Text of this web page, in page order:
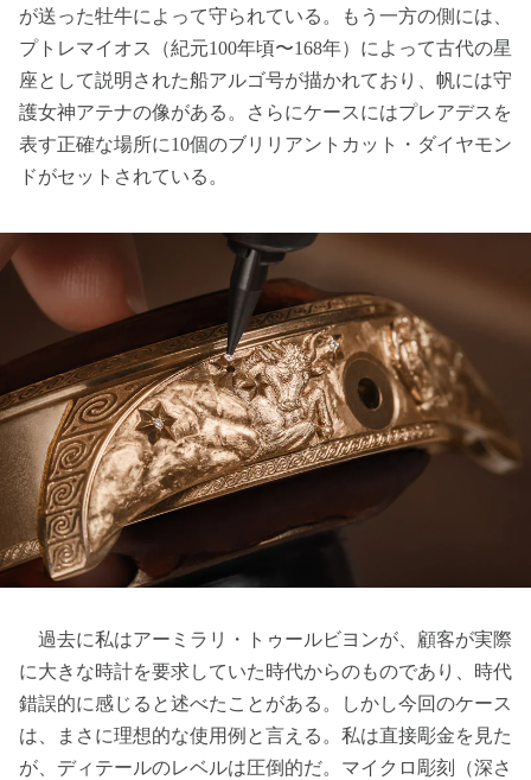
が送った牡牛によって守られている。もう一方の側には、
プトレマイオス（紀元100年頃〜168年）によって古代の星
座として説明された船アルゴ号が描かれており、帆には守
護女神アテナの像がある。さらにケースにはプレアデスを
表す正確な場所に10個のブリリアントカット・ダイヤモン
ドがセットされている。
過去に私はアーミラリ・トゥールビヨンが、顧客が実際
に大きな時計を要求していた時代からのものであり、時代
錯誤的に感じると述べたことがある。しかし今回のケース
は、まさに理想的な使用例と言える。私は直接彫金を見た
が、ディテールのレベルは圧倒的だ。マイクロ彫刻（深さ